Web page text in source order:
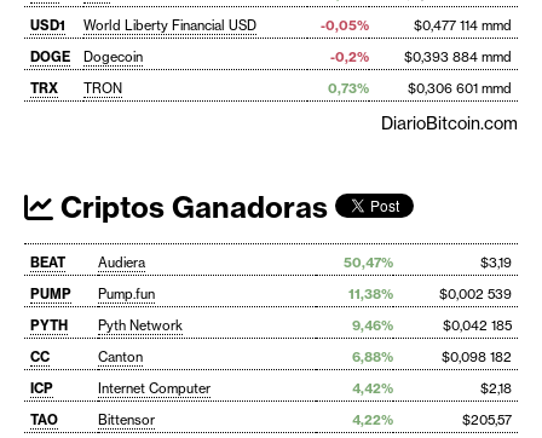
USD1
World Liberty Financial USD -0,05%
$0,477 114 mmd
DOGE
Dogecoin -0,2%
$0,393 884 mmd
TRX
TRON 0,73% $0,306 601 mmd
DiarioBitcoin.com
Criptos Ganadoras
BEAT Audiera 50,47%
$3,19
PUMP
Pump.fun 11,38%
$0,002 539
PYTH
Pyth Network 9,46%
$0,042 185
CC
Canton 6,88%
$0,098 182
ICP
Internet Computer 4,42%
$2,18
TAO
Bittensor 4,22%
$205,57